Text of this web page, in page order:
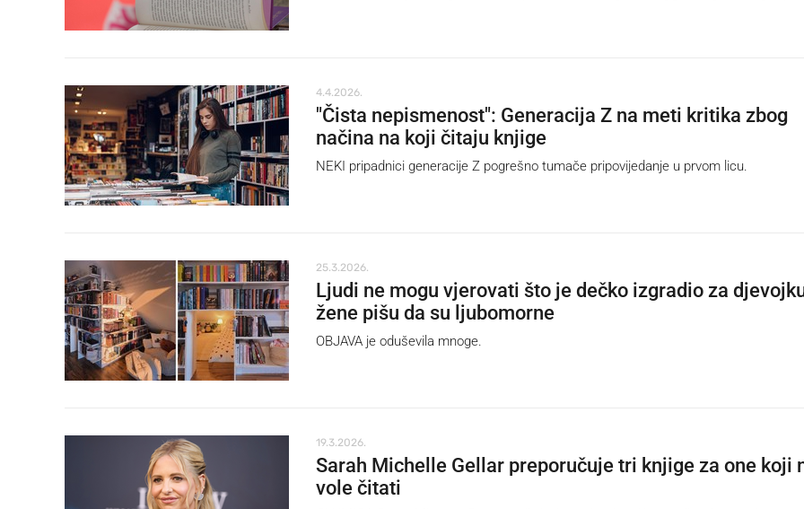
4.4.2026.
"Čista nepismenost": Generacija Z na meti kritika zbog
načina na koji čitaju knjige
NEKI pripadnici generacije Z pogrešno tumače pripovijedanje u prvom licu.
25.3.2026.
Ljudi ne mogu vjerovati što je dečko izgradio za
žene pišu da su ljubomorne
OBJAVA je oduševila mnoge.
19.3.2026.
Sarah Michelle Gellar preporučuje tri knjige za one koji
vole čitati